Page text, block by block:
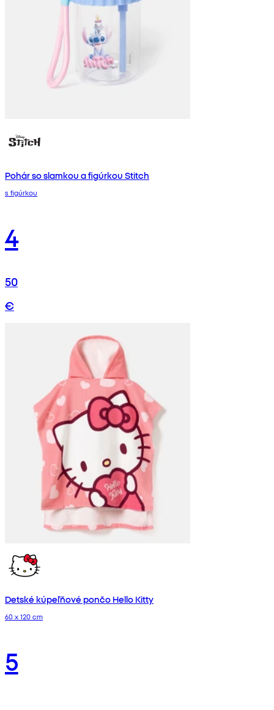
Pohár so slamkou a figúrkou Stitch
s figúrkou
4
50
€
Detské kúpeľňové pončo Hello Kitty
60 x 120 cm
5